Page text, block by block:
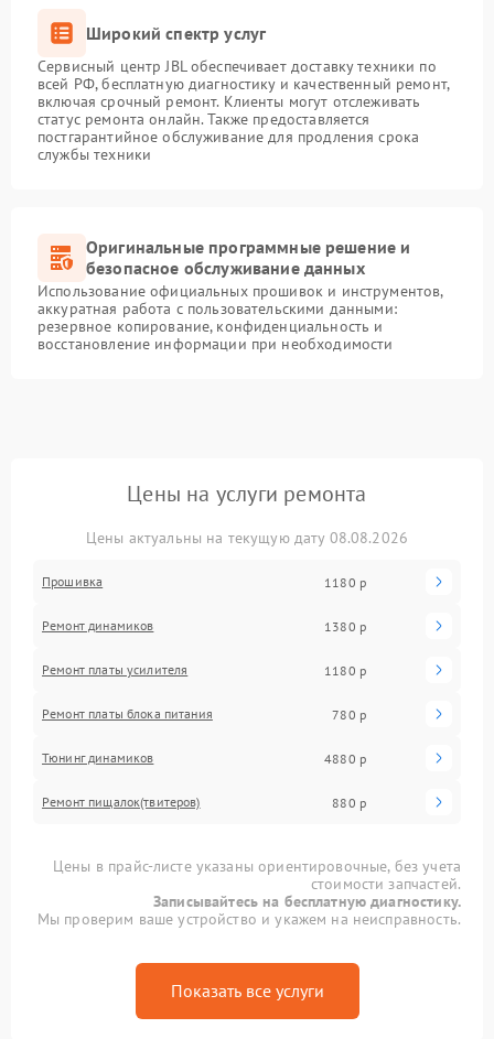
Широкий спектр услуг
Сервисный центр JBL обеспечивает доставку техники по
всей РФ, бесплатную диагностику и качественный ремонт,
включая срочный ремонт. Клиенты могут отслеживать
статус ремонта онлайн. Также предоставляется
постгарантийное обслуживание для продления срока
службы техники
Оригинальные программные решение и
безопасное обслуживание данных
Использование официальных прошивок и инструментов,
аккуратная работа с пользовательскими данными:
резервное копирование, конфиденциальность и
восстановление информации при необходимости
Цены на услуги ремонта
Цены актуальны на текущую дату 08.08.2026
Прошивка 1180 р
Ремонт динамиков 1380 р
Ремонт платы усилителя 1180 р
Ремонт платы блока питания 780 р
Тюнинг динамиков 4880 р
Ремонт пищалок(твитеров) 880 р
Цены в прайс-листе указаны ориентировочные, без учета
стоимости запчастей.
Записывайтесь на бесплатную диагностику.
Мы проверим ваше устройство и укажем на неисправность.
Показать все услуги